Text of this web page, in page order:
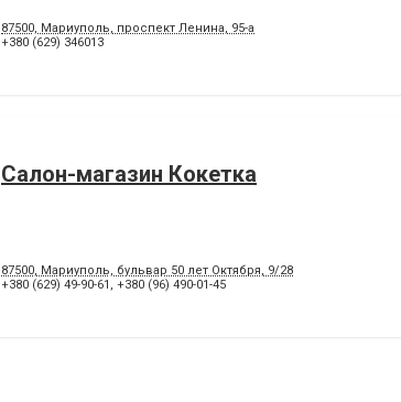
87500, Мариуполь, проспект Ленина, 95-а
+380 (629) 346013
Салон-магазин Кокетка
87500, Мариуполь, бульвар 50 лет Октября, 9/28
+380 (629) 49-90-61 , +380 (96) 490-01-45